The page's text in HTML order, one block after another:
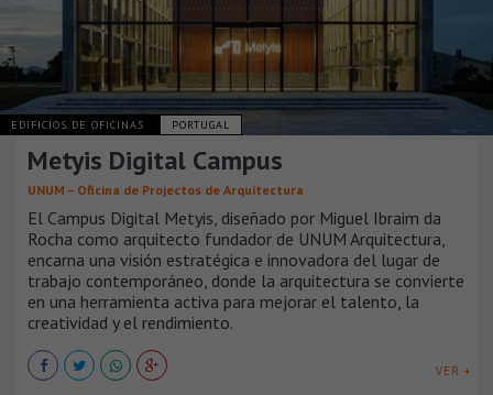
EDIFICIOS DE OFICINAS PORTUGAL
Metyis Digital Campus
UNUM – Oficina de Projectos de Arquitectura
El Campus Digital Metyis, diseñado por Miguel Ibraim da
Rocha como arquitecto fundador de UNUM Arquitectura,
encarna una visión estratégica e innovadora del lugar de
trabajo contemporáneo, donde la arquitectura se convierte
en una herramienta activa para mejorar el talento, la
creatividad y el rendimiento.
VER +